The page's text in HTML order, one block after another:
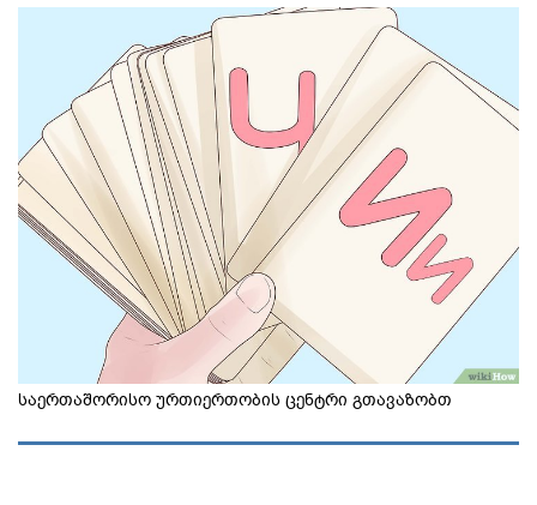
საერთაშორისო ურთიერთობის ცენტრი გთავაზობთ